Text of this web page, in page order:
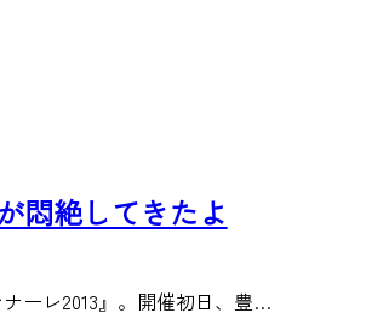
悶絶してきたよ
ーレ2013』。開催初日、豊…